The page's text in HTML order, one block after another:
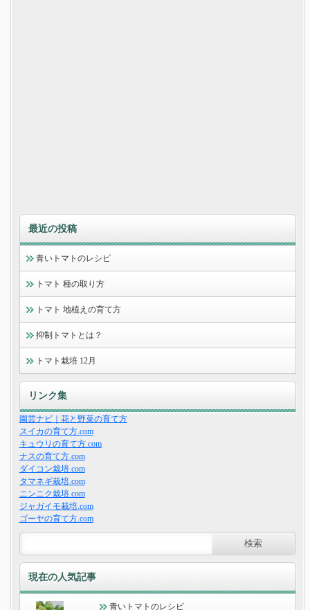
最近の投稿
青いトマトのレシピ
トマト 種の取り方
トマト 地植えの育て方
抑制トマトとは？
トマト栽培 12月
リンク集
園芸ナビ｜花と野菜の育て方
スイカの育て方.com
キュウリの育て方.com
ナスの育て方.com
ダイコン栽培.com
タマネギ栽培.com
ニンニク栽培.com
ジャガイモ栽培.com
ゴーヤの育て方.com
現在の人気記事
青いトマトのレシピ